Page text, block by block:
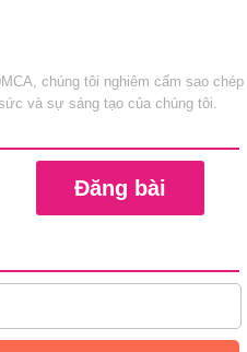
chúng tôi nghiêm cấm sao chép
và sự sáng tạo của chúng tôi.
Đăng bài